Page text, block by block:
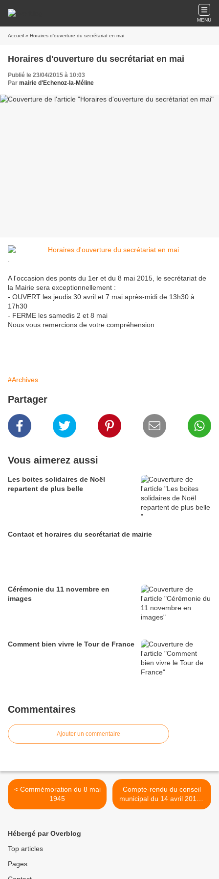
MENU
Accueil » Horaires d'ouverture du secrétariat en mai
Horaires d'ouverture du secrétariat en mai
Publié le 23/04/2015 à 10:03
Par mairie d'Echenoz-la-Méline
A l'occasion des ponts du 1er et du 8 mai 2015, le secrétariat de
la Mairie sera exceptionnellement :
- OUVERT les jeudis 30 avril et 7 mai après-midi de 13h30 à
17h30
- FERME les samedis 2 et 8 mai
Nous vous remercions de votre compréhension
#Archives
Partager
Vous aimerez aussi
Les boites solidaires de Noël
repartent de plus belle
Contact et horaires du secrétariat de mairie
Cérémonie du 11 novembre en
images
Comment bien vivre le Tour de France
Commentaires
Ajouter un commentaire
< Commémoration du 8 mai
1945
Compte-rendu du conseil
municipal du 14 avril 2015 :
presse >
Hébergé par Overblog
Top articles
Pages